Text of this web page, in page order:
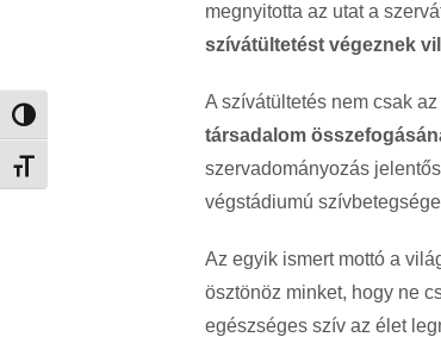
Nagy kontraszt váltása
Betűméret váltása
megnyitotta az utat a
szívátültetést végeznek vil
A szívátültetés nem csak
társadalom
szervadományozás
végstádiumú
Az egyik ismert mottó a
ösztönöz minket, hogy ne
egészséges szív az élet